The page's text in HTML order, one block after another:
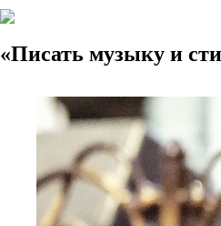
«Писать музыку и